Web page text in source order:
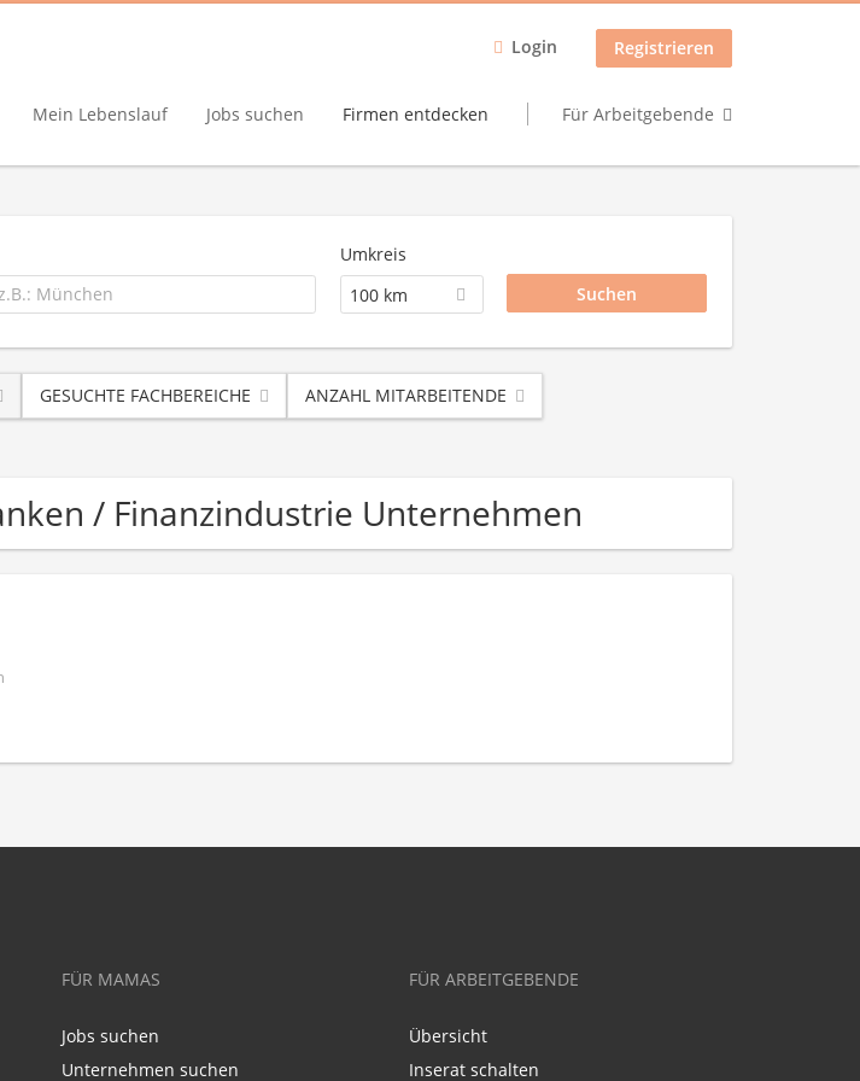
Login Registrieren
Mein Lebenslauf Jobs suchen Firmen entdecken Für Arbeitgebende
Umkreis
100 km
GESUCHTE FACHBEREICHE ANZAHL MITARBEITENDE
/ Finanzindustrie Unternehmen
FÜR MAMAS
Jobs suchen
Unternehmen suchen
FÜR ARBEITGEBENDE
Übersicht
Inserat schalten